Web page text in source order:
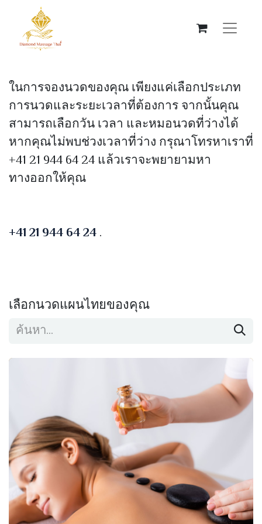
ในการจองนวดของคุณ เพียงแค่เลือกประเภท
การนวดและระยะเวลาที่ต้องการ จากนั้นคุณ
สามารถเลือกวัน เวลา และหมอนวดที่ว่างได้
หากคุณไม่พบช่วงเวลาที่ว่าง กรุณาโทรหาเราที่
+41 21 944 64 24 แล้วเราจะพยายามหา
ทางออกให้คุณ
+41 21 944 64 24.
เลือกนวดแผนไทยของคุณ